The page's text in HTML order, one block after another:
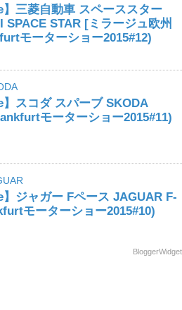
】三菱自動車 スペーススター
SPACE STAR [ミラージュ欧州
モーターショー2015#12)
】スコダ スパーブ SKODA
モーターショー2015#11)
】ジャガー Fペース JAGUAR F-
モーターショー2015#10)
BloggerWidget